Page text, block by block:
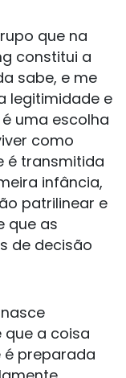
que na
constitui a
sabe, e me
legitimidade e
uma escolha
como
é transmitida
infância,
patrilinear e
que as
de decisão
que a coisa
é preparada